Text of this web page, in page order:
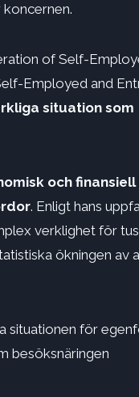
of Self-
Employed and
situation som
och finansiell
. Enligt hans
verklighet för
ökningen av
situationen för
besöksnäringen